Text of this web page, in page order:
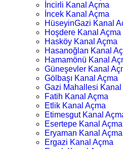
İncirli Kanal Açma
İncek Kanal Açma
HüseyinGazi Kanal
Hoşdere Kanal Açma
Hasköy Kanal Açma
Hasanoğlan Kanal
Hamamönü Kanal
Güneşevler Kanal
Gölbaşı Kanal Açma
Gazi Mahallesi Kanal
Fatih Kanal Açma
Etlik Kanal Açma
Etimesgut Kanal
Esertepe Kanal Açma
Eryaman Kanal Açma
Ergazi Kanal Açma